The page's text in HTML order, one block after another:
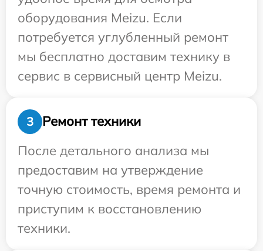
оборудования Meizu. Если
потребуется углубленный ремонт
мы бесплатно доставим технику в
сервис в сервисный центр Meizu.
3
Ремонт техники
После детального анализа мы
предоставим на утверждение
точную стоимость, время ремонта и
приступим к восстановлению
техники.